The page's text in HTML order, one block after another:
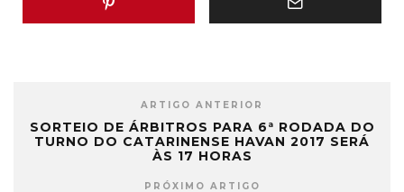
ARTIGO ANTERIOR
SORTEIO DE ÁRBITROS PARA 6ª RODADA DO
TURNO DO CATARINENSE HAVAN 2017 SERÁ
ÀS 17 HORAS
PRÓXIMO ARTIGO